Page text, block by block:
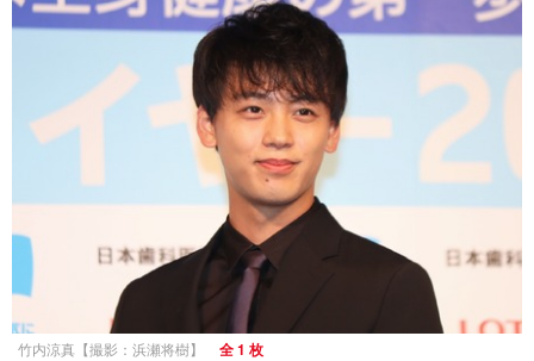
竹内涼真【撮影：浜瀬将樹】 全 1 枚